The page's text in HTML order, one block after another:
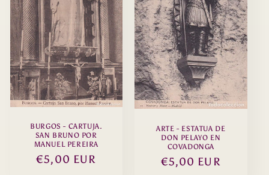
BURGOS - CARTUJA.
SAN BRUNO POR
MANUEL PEREIRA
Precio
€5,00 EUR
ARTE - ESTATUA DE
DON PELAYO EN
COVADONGA
Precio
€5,00 EUR